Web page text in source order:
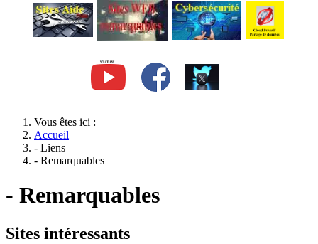
Vous êtes ici :
Accueil
- Liens
- Remarquables
- Remarquables
Sites intéressants